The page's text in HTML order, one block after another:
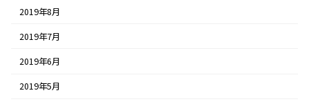
2019年8月
2019年7月
2019年6月
2019年5月